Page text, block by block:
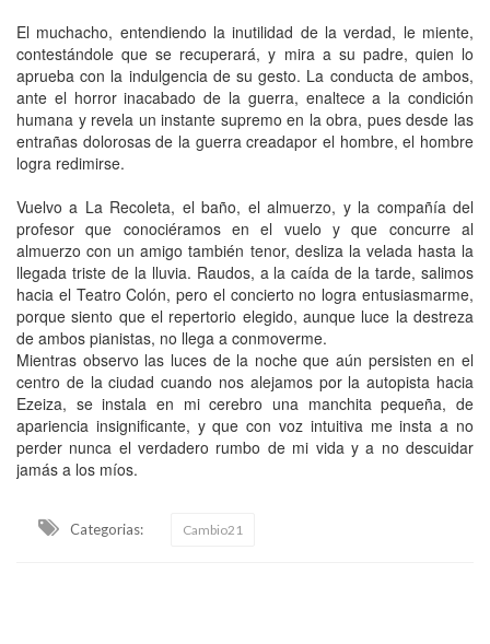
El muchacho, entendiendo la inutilidad de la verdad, le miente,
contestándole que se recuperará, y mira a su padre, quien lo
aprueba con la indulgencia de su gesto. La conducta de ambos,
ante el horror inacabado de la guerra, enaltece a la condición
humana y revela un instante supremo en la obra, pues desde las
entrañas dolorosas de la guerra creadapor el hombre, el hombre
logra redimirse.
Vuelvo a La Recoleta, el baño, el almuerzo, y la compañía del
profesor que conociéramos en el vuelo y que concurre al
almuerzo con un amigo también tenor, desliza la velada hasta la
llegada triste de la lluvia. Raudos, a la caída de la tarde, salimos
hacia el Teatro Colón, pero el concierto no logra entusiasmarme,
porque siento que el repertorio elegido, aunque luce la destreza
de ambos pianistas, no llega a conmoverme.
Mientras observo las luces de la noche que aún persisten en el
centro de la ciudad cuando nos alejamos por la autopista hacia
Ezeiza, se instala en mi cerebro una manchita pequeña, de
apariencia insignificante, y que con voz intuitiva me insta a no
perder nunca el verdadero rumbo de mi vida y a no descuidar
jamás a los míos.
Categorias: Cambio21